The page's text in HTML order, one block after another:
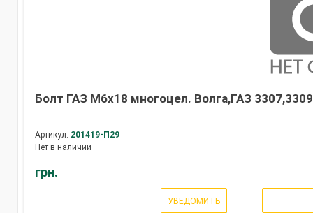
Болт ГАЗ М6х18 многоцел. Волга,ГАЗ
Артикул: 201419-П29
Нет в наличии
грн.
УВЕДОМИТЬ